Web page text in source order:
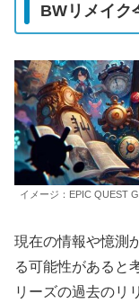
BWリメイク
イメージ：EPIC QUEST
現在の情報や憶測
る可能性があると
リーズの過去のリ